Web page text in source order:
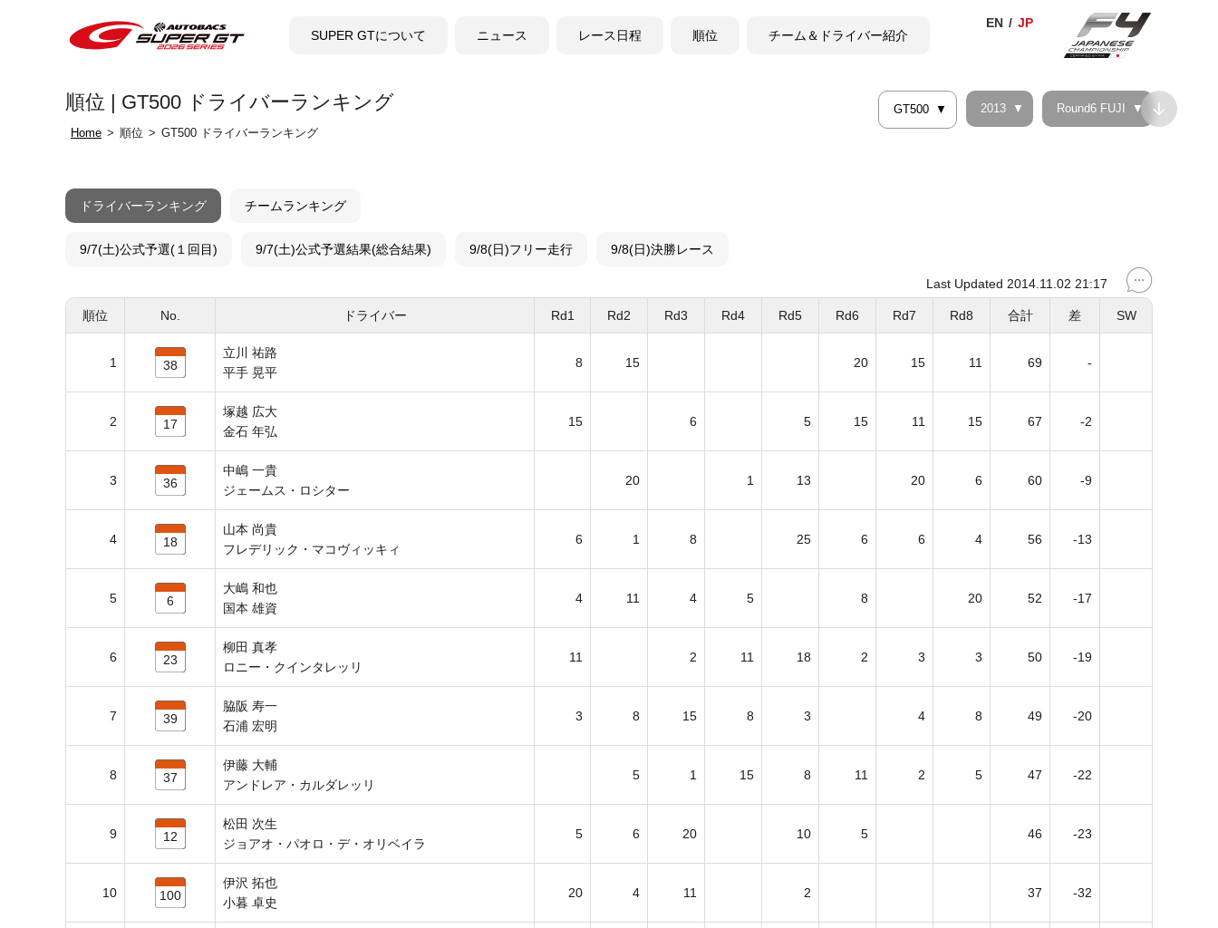
SUPER GTについて ニュース レース日程 順位 チーム＆ドライバー紹介
順位 | GT500 ドライバーランキング
Home 順位 GT500 ドライバーランキング
GT500 2013 Round6 FUJI
ドライバーランキング チームランキング
9/7(土)公式予選(１回目) 9/7(土)公式予選結果(総合結果) 9/8(日)フリー走行 9/8(日)決勝レース
Last Updated 2014.11.02 21:17
順位 No. ドライバー Rd1 Rd2 Rd3 Rd4 Rd5 Rd6 Rd7 Rd8 合計 差 SW
1 38
立川 祐路
平手 晃平
8 15 20 15 11 69 -
2 17
塚越 広大
金石 年弘
15 6 5 15 11 15 67 -2
3 36
中嶋 一貴
ジェームス・ロシター
20 1 13 20 6 60 -9
4 18
山本 尚貴
フレデリック・マコヴィッキィ
6 1 8 25 6 6 4 56 -13
5 6
大嶋 和也
国本 雄資
4 11 4 5 8 20 52 -17
6 23
柳田 真孝
ロニー・クインタレッリ
11 2 11 18 2 3 3 50 -19
7 39
脇阪 寿一
石浦 宏明
3 8 15 8 3 4 8 49 -20
8 37
伊藤 大輔
アンドレア・カルダレッリ
5 1 15 8 11 2 5 47 -22
9 12
松田 次生
ジョアオ・パオロ・デ・オリベイラ
5 6 20 10 5 46 -23
10 100
伊沢 拓也
小暮 卓史
20 4 11 2 37 -32